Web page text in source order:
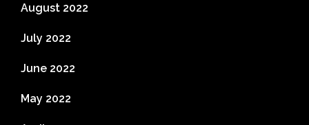
August 2022
July 2022
June 2022
May 2022